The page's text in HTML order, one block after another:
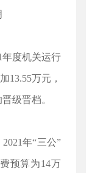
年度机关运行
13.55万元，
级晋档。
年“三公”
预算为14万